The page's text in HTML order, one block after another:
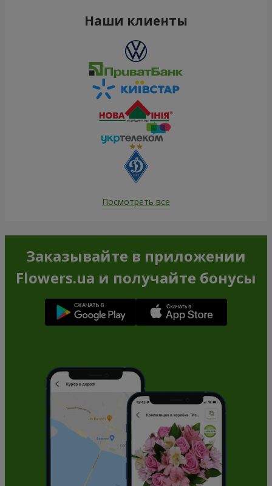
Наши клиенты
Посмотреть все
Заказывайте в приложении
Flowers.ua и получайте бонусы